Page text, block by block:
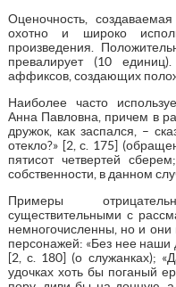
Оценочность,
охотно и широко
произведения.
превалирует (10
аффиксов, создающих
Наиболее часто
Анна Павловна, причем в
дружок, как заспался, –
отекло?» [2, с. 175]
пятисот четвертей
собственности, в данном
Примеры
существительными с
немногочисленны, но и они
персонажей: «Без нее наши
[2, с. 180] (о служанках);
удочках хоть бы поганый